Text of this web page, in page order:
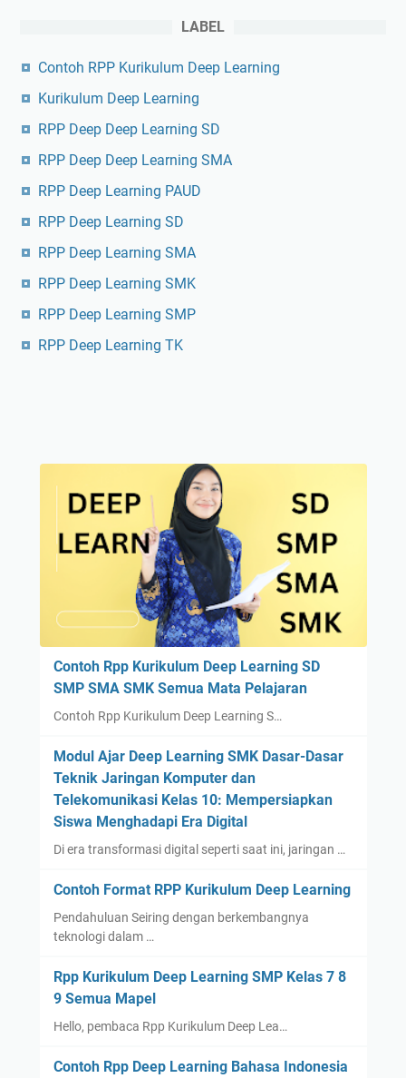
LABEL
Contoh RPP Kurikulum Deep Learning
Kurikulum Deep Learning
RPP Deep Deep Learning SD
RPP Deep Deep Learning SMA
RPP Deep Learning PAUD
RPP Deep Learning SD
RPP Deep Learning SMA
RPP Deep Learning SMK
RPP Deep Learning SMP
RPP Deep Learning TK
Contoh Rpp Kurikulum Deep Learning SD
SMP SMA SMK Semua Mata Pelajaran
Contoh Rpp Kurikulum Deep Learning S…
Modul Ajar Deep Learning SMK Dasar-Dasar
Teknik Jaringan Komputer dan
Telekomunikasi Kelas 10: Mempersiapkan
Siswa Menghadapi Era Digital
Di era transformasi digital seperti saat ini, jaringan …
Contoh Format RPP Kurikulum Deep Learning
Pendahuluan Seiring dengan berkembangnya
teknologi dalam …
Rpp Kurikulum Deep Learning SMP Kelas 7 8
9 Semua Mapel
Hello, pembaca Rpp Kurikulum Deep Lea…
Contoh Rpp Deep Learning Bahasa Indonesia